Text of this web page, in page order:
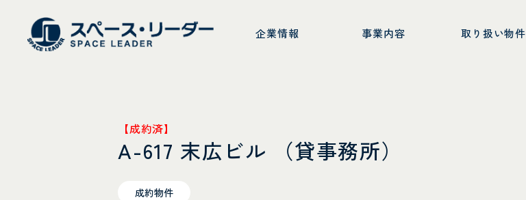
企業情報 事業内容 取り扱い物件
【成約済】
A-617 末広ビル （貸事務所）
成約物件